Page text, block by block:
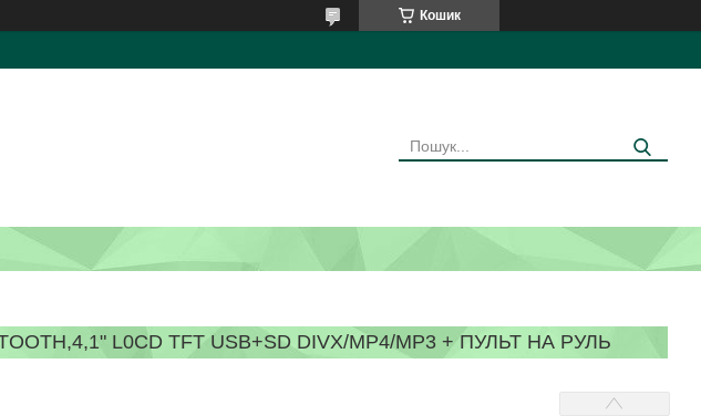
Кошик
L0CD TFT USB+SD DIVX/MP4/MP3 + ПУЛЬТ НА РУЛЬ